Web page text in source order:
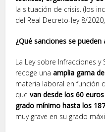
la situación de crisis. (los
del Real Decreto-ley 8/
¿Qué sanciones se pueden
La Ley sobre Infracciones y
recoge unaamplia gama
materia laboral en función
quevan desde los 60
grado mínimo hasta los
muy grave en su grado